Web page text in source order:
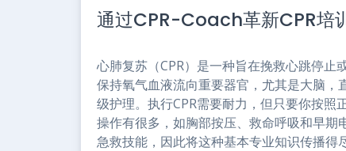
r
e
e
k
t
t
i
l
e
g
m
t
s
p
s
e
e
r
a
o
通过CPR-Coach革新CPR培
心肺复苏（CPR）是一种旨在挽救心跳停
保持氧气血液流向重要器官，尤其是大脑
级护理。执行CPR需要耐力，但只要你按
操作有很多，如胸部按压、救命呼吸和早期
急救技能，因此将这种基本专业知识传播